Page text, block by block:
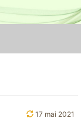
17 mai 2021